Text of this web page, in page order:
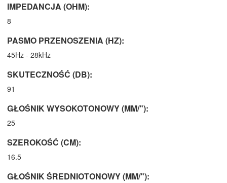
IMPEDANCJA (OHM):
8
PASMO PRZENOSZENIA (HZ):
45Hz - 28kHz
SKUTECZNOŚĆ (DB):
91
GŁOŚNIK WYSOKOTONOWY (MM/"):
25
SZEROKOŚĆ (CM):
16.5
GŁOŚNIK ŚREDNIOTONOWY (MM/"):